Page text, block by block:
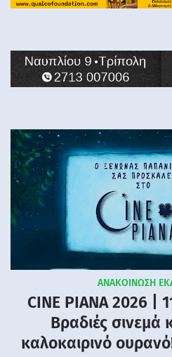
ΑΝΑΚΟΙΝΩΣΗ
CINE PIANA 2026 |
Βραδιές σινεμά
καλοκαιρινό